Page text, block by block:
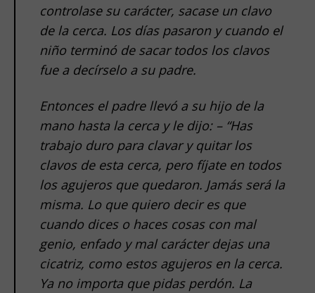
controlase su carácter, sacase un clavo
de la cerca. Los días pasaron y cuando el
niño terminó de sacar todos los clavos
fue a decírselo a su padre.
Entonces el padre llevó a su hijo de la
mano hasta la cerca y le dijo: – “Has
trabajo duro para clavar y quitar los
clavos de esta cerca, pero fíjate en todos
los agujeros que quedaron. Jamás será la
misma. Lo que quiero decir es que
cuando dices o haces cosas con mal
genio, enfado y mal carácter dejas una
cicatriz, como estos agujeros en la cerca.
Ya no importa que pidas perdón. La